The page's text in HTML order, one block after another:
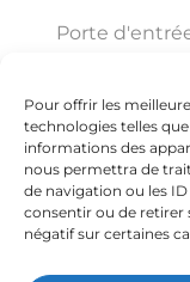
Pour offrir les
technologies telles
informations des
nous permettra de
de navigation ou les
consentir ou de
négatif sur certaines
Porte
Éco Pro
150 VC ZI
59570 Bavay